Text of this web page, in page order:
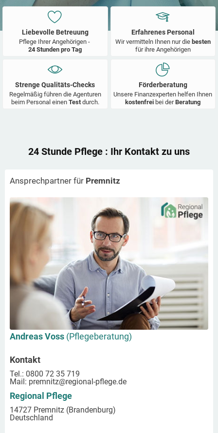
Liebevolle Betreuung
Pflege Ihrer Angehörigen -
24 Stunden pro Tag
Erfahrenes Personal
Wir vermitteln Ihnen nur die besten
für ihre Angehörigen
Strenge Qualitäts-Checks
Regelmäßig führen die Agenturen
beim Personal einen Test durch.
Förderberatung
Unsere Finanzexperten helfen Ihnen
kostenfrei bei derBeratung
24 Stunde Pflege : Ihr Kontakt zu uns
Ansprechpartner für Premnitz
Andreas Voss (Pflegeberatung)
Kontakt
Tel.: 0800 72 35 719
Mail: premnitz@regional-pflege.de
Regional Pflege
14727 Premnitz (Brandenburg)
Deutschland